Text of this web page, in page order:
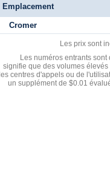
Emplacement
Cromer
Les prix sont
Les numéros entrants
signifie que des volumes
les centres d'appels ou de
un supplément de $0.01